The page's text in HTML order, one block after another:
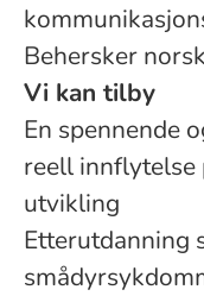
Behersker
Vi kan tilby
En spennende
reell innflytelse
utvikling
Etterutdanning